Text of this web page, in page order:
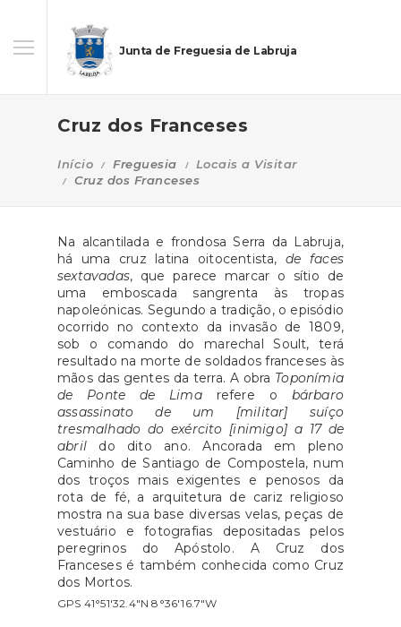
Junta de Freguesia de Labruja
Cruz dos Franceses
Início Freguesia
Locais a Visitar
Cruz dos Franceses
Na alcantilada e frondosa Serra da Labruja,
há uma cruz latina oitocentista,de faces
sextavadas, que parece marcar o sítio de
uma emboscada sangrenta às tropas
napoleónicas. Segundo a tradição, o episódio
ocorrido no contexto da invasão de 1809,
sob o comando do marechal Soult, terá
resultado na morte de soldados franceses às
mãos das gentes da terra. A obra Toponímia
de Ponte de Limarefere o bárbaro
assassinato de um [militar] suíço
tresmalhado do exército [inimigo] a 17 de
abril do dito ano. Ancorada em pleno
Caminho de Santiago de Compostela, num
dos troços mais exigentes e penosos da
rota de fé, a arquitetura de cariz religioso
mostra na sua base diversas velas, peças de
vestuário e fotografias depositadas pelos
peregrinos do Apóstolo. A Cruz dos
Franceses é também conhecida como Cruz
dos Mortos.
GPS 41°51'32.4"N 8°36'16.7"W